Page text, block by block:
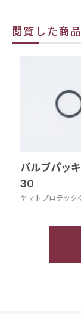
閲覧した商品
バルブパッ
30
ヤマトプロテック